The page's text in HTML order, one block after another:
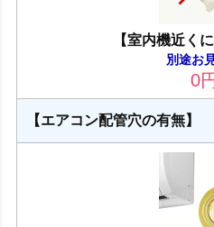
【室内機近く
別途お
0
【エアコン配管穴の有無】